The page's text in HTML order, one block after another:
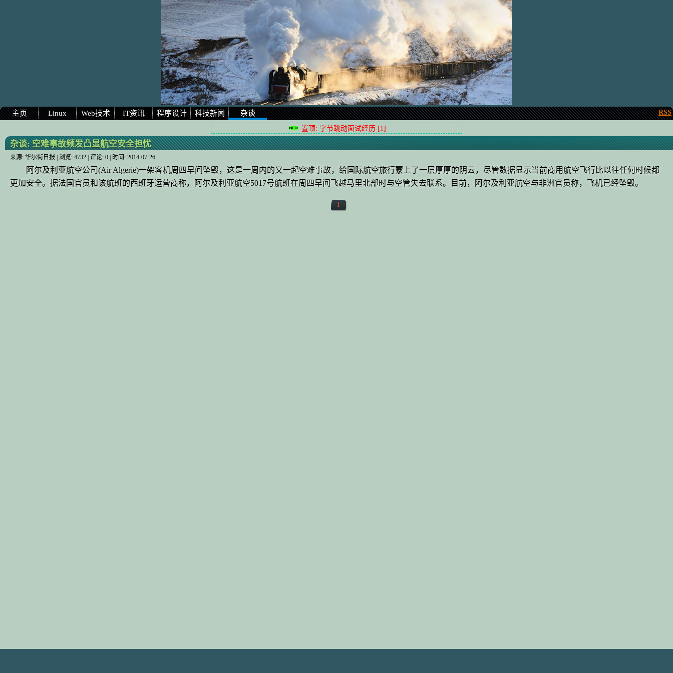
主页 Linux Web技术 IT资讯 程序设计 科技新闻 杂谈 RSS
置顶: 字节跳动面试经历 [1]
杂谈:空难事故频发凸显航空安全担忧
来源: 华尔街日报 | 浏览: 4732 | 评论: 0 | 时间: 2014-07-26
阿尔及利亚航空公司(Air Algerie)一架客机周四早间坠毁，这是一周内的又一起空难事故，给国际航空旅行蒙上了一层厚厚的阴云，尽管数据显示当前商用航空飞行比以往任何时候都
更加安全。据法国官员和该航班的西班牙运营商称，阿尔及利亚航空5017号航班在周四早间飞越马里北部时与空管失去联系。目前，阿尔及利亚航空与非洲官员称，飞机已经坠毁。
1